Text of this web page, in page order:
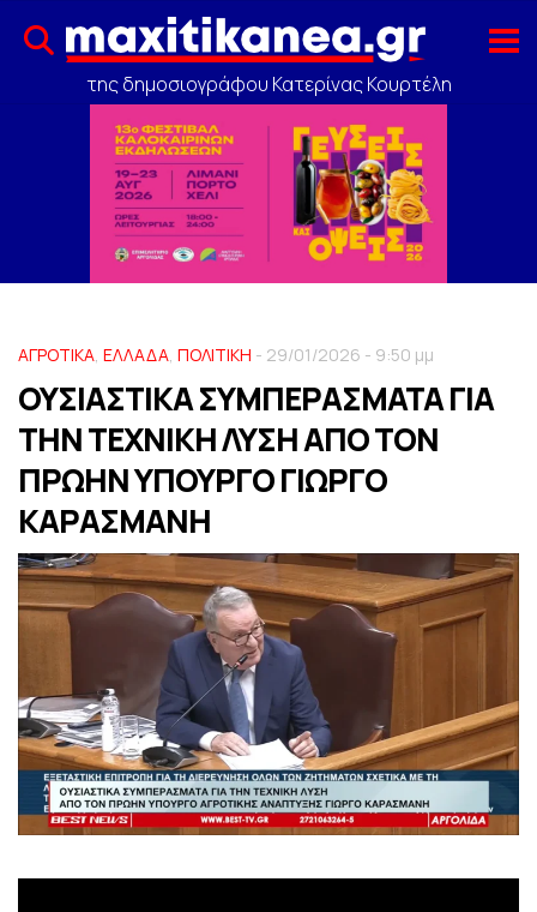
της δημοσιογράφου Κατερίνας Κουρτέλη
ΑΓΡΟΤΙΚΑ, ΕΛΛΑΔΑ, ΠΟΛΙΤΙΚΗ - 29/01/2026 - 9:50 μμ
ΟΥΣΙΑΣΤΙΚΑ ΣΥΜΠΕΡΑΣΜΑΤΑ ΓΙΑ
ΤΗΝ ΤΕΧΝΙΚΗ ΛΥΣΗ ΑΠΟ ΤΟΝ
ΠΡΩΗΝ ΥΠΟΥΡΓΟ ΓΙΩΡΓΟ
ΚΑΡΑΣΜΑΝΗ